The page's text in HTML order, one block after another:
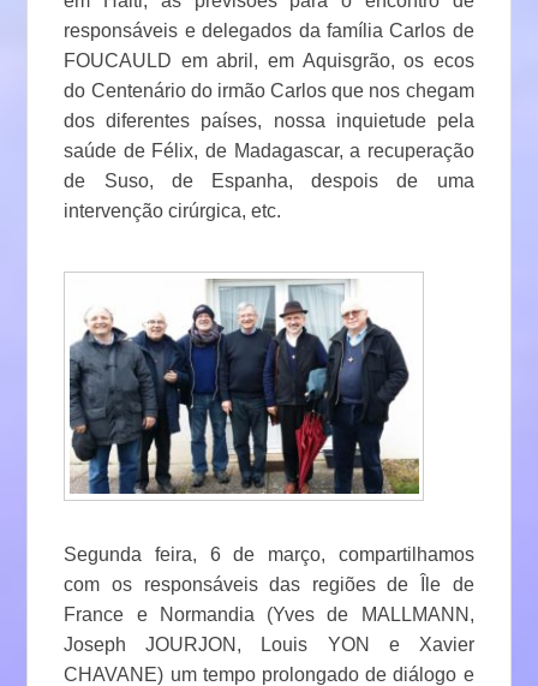
responsáveis e delegados da família Carlos de
FOUCAULD em abril, em Aquisgrão, os ecos
do Centenário do irmão Carlos que nos chegam
dos diferentes países, nossa inquietude pela
saúde de Félix, de Madagascar, a recuperação
de Suso, de Espanha, despois de uma
intervenção cirúrgica, etc.
Segunda feira, 6 de março, compartilhamos
com os responsáveis das regiões de Île de
France e Normandia (Yves de MALLMANN,
Joseph JOURJON, Louis YON e Xavier
CHAVANE) um tempo prolongado de diálogo e